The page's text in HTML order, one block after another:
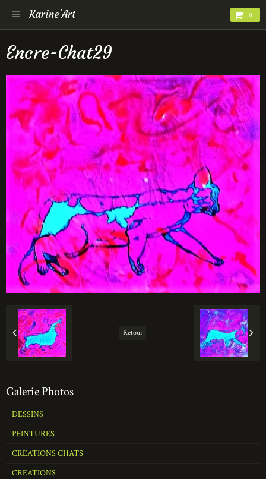
Karine'Art 0
Encre-Chat29
Retour
Galerie Photos
DESSINS
PEINTURES
CREATIONS CHATS
CREATIONS